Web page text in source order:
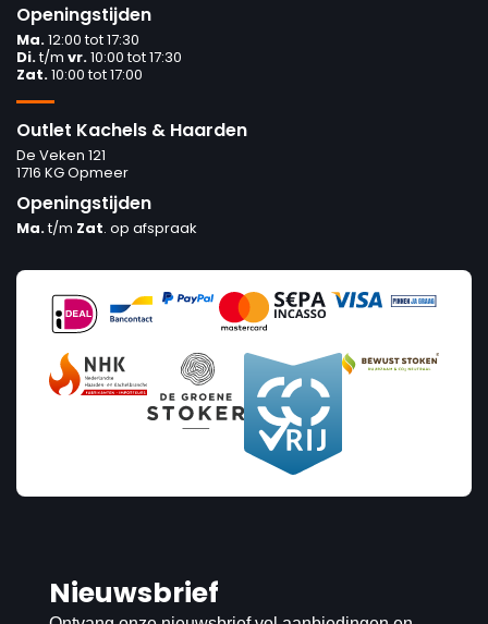
Openingstijden
Ma.12:00 tot 17:30
Di.t/m vr.10:00 tot 17:30
Zat.10:00 tot 17:00
Outlet Kachels & Haarden
De Veken 121
1716 KG Opmeer
Openingstijden
Ma.t/m Zat. op afspraak
Nieuwsbrief